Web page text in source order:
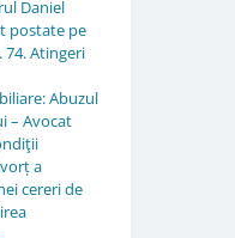
Daniel
postate pe
74. Atingeri
Abuzul
– Avocat
a
cereri de